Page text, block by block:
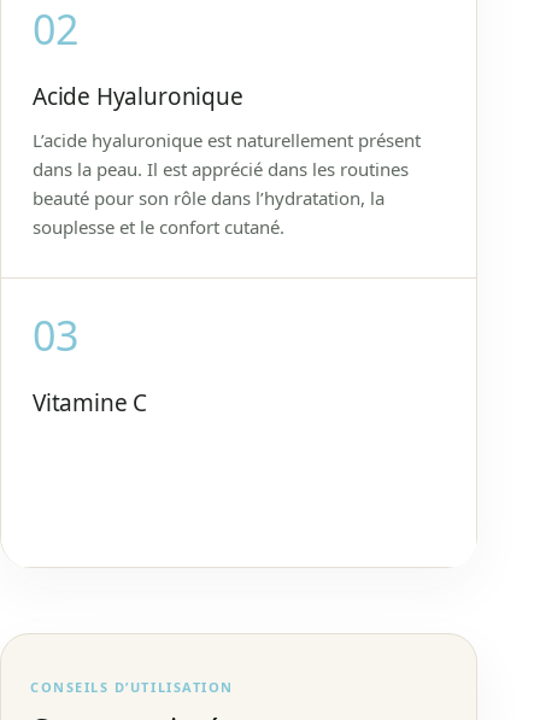
02
Acide Hyaluronique
L’acide hyaluronique est naturellement présent
dans la peau. Il est apprécié dans les routines
beauté pour son rôle dans l’hydratation, la
souplesse et le confort cutané.
03
Vitamine C
CONSEILS D’UTILISATION